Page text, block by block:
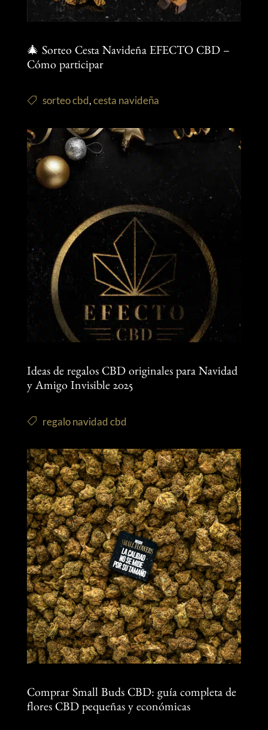
🎄 Sorteo Cesta Navideña EFECTO CBD –
Cómo participar
sorteo cbd,cesta navideña
Ideas de regalos CBD originales para Navidad
y Amigo Invisible 2025
regalo navidad cbd
Comprar Small Buds CBD: guía completa de
flores CBD pequeñas y económicas